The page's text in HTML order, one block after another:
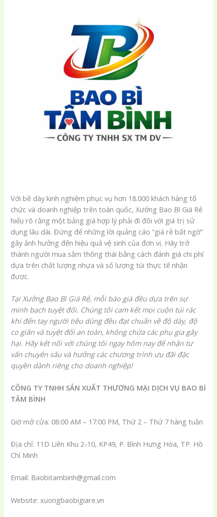
Với bề dày kinh nghiệm phục vụ hơn 18.000 khách hàng tổ
chức và doanh nghiệp trên toàn quốc, Xưởng Bao Bì Giá Rẻ
hiểu rõ rằng một bảng giá hợp lý phải đi đôi với giá trị sử
dụng lâu dài. Đừng để những lời quảng cáo “giá rẻ bất ngờ”
gây ảnh hưởng đến hiệu quả vệ sinh của đơn vị. Hãy trở
thành người mua sắm thông thái bằng cách đánh giá chi phí
dựa trên chất lượng nhựa và số lượng túi thực tế nhận
được.
Tại Xưởng Bao Bì Giá Rẻ, mỗi báo giá đều dựa trên sự
minh bạch tuyệt đối. Chúng tôi cam kết mọi cuộn túi rác
khi đến tay người tiêu dùng đều đạt chuẩn về độ dày, độ
co giãn và tuyệt đối an toàn, không chứa các phụ gia gây
hại. Hãy kết nối với chúng tôi ngay hôm nay để nhận tư
vấn chuyên sâu và hưởng các chương trình ưu đãi đặc
quyền dành riêng cho doanh nghiệp!
CÔNG TY TNHH SẢN XUẤT THƯƠNG MẠI DỊCH VỤ BAO BÌ
TÂM BÌNH
Giờ mở cửa: 08:00 AM – 17:00 PM, Thứ 2 – Thứ 7 hàng tuần
Địa chỉ: 11D Liên Khu 2-10, KP49, P. Bình Hưng Hòa, TP. Hồ
Chí Minh
Email: Baobitambinh@gmail.com
Website: xuongbaobigiare.vn